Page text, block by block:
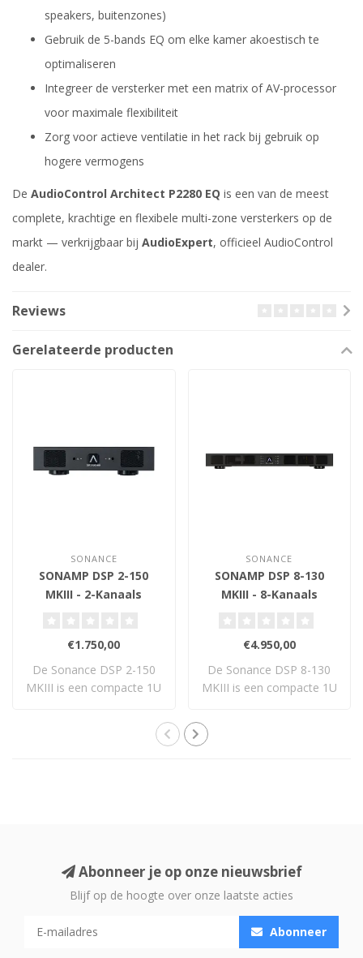
speakers, buitenzones)
Gebruik de 5-bands EQ om elke kamer akoestisch te
optimaliseren
Integreer de versterker met een matrix of AV-processor
voor maximale flexibiliteit
Zorg voor actieve ventilatie in het rack bij gebruik op
hogere vermogens
De AudioControl Architect P2280 EQ is een van de meest
complete, krachtige en flexibele multi-zone versterkers op de
markt — verkrijgbaar bij AudioExpert, officieel AudioControl
dealer.
Reviews
Gerelateerde producten
SONANCE
SONAMP DSP 2-150
MKIII - 2-Kanaals
€1.750,00
De Sonance DSP 2-150
MKIII is een compacte 1U
SONANCE
SONAMP DSP 8-130
MKIII - 8-Kanaals
€4.950,00
De Sonance DSP 8-130
MKIII is een compacte 1U
Abonneer je op onze nieuwsbrief
Blijf op de hoogte over onze laatste acties
Abonneer